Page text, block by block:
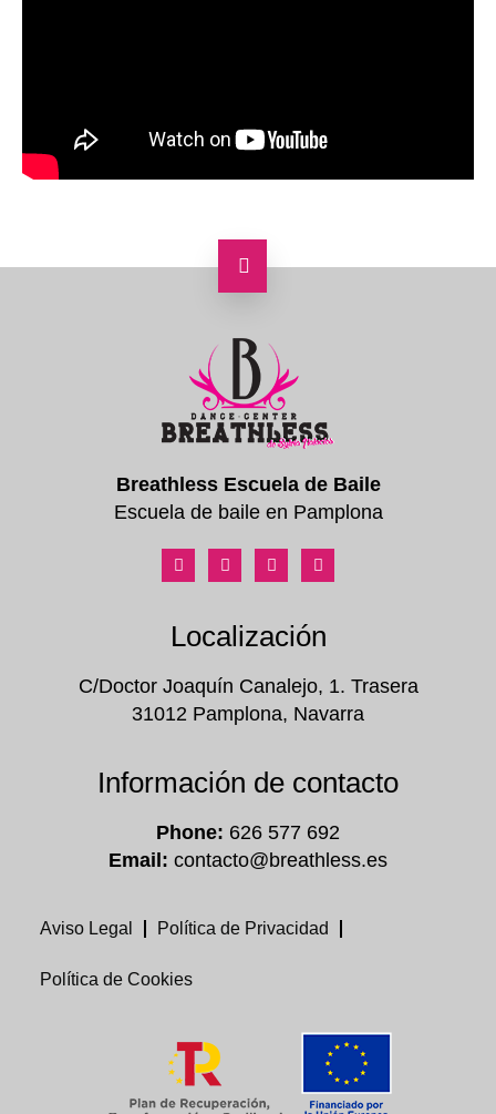
Breathless Escuela de Baile
Escuela de baile en Pamplona
Localización
C/Doctor Joaquín Canalejo, 1. Trasera
31012 Pamplona, Navarra
Información de contacto
Phone: 626 577 692
Email: contacto@breathless.es
Aviso Legal Política de Privacidad
Política de Cookies